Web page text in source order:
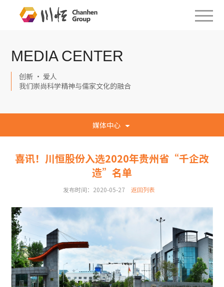
MEDIA CENTER
创新 · 爱人
我们崇尚科学精神与儒家文化的融合
媒体中心
喜讯！川恒股份入选2020年贵州省“千企改
造”名单
发布时间：2020-05-27 返回列表